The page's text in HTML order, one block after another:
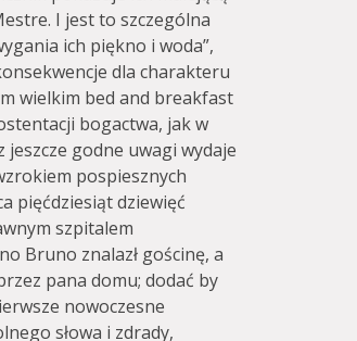
I jest to szczególna
ich piękno i woda”,
dla charakteru
wielkim bed and breakfast
bogactwa, jak w
jeszcze godne uwagi wydaje
pospiesznych
pięćdziesiąt dziewięć
szpitalem
Bruno znalazł gościnę, a
pana domu; dodać by
nowoczesne
słowa i zdrady,